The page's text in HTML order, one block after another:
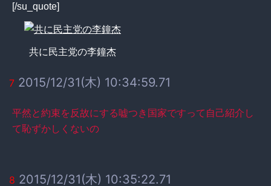
[/su_quote]
共に民主党の李鐘杰
7 2015/12/31(木) 10:34:59.71
平然と約束を反故にする嘘つき国家ですって自己紹介し
て恥ずかしくないの
8 2015/12/31(木) 10:35:22.71